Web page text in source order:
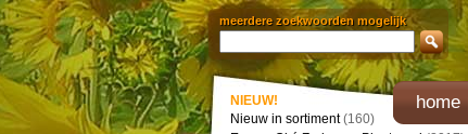
meerdere zoekwoorden mogelijk
home
NIEUW!
Nieuw in sortiment(160)